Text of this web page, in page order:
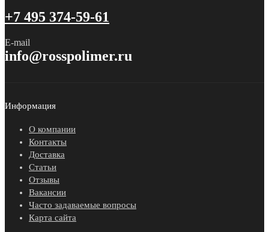
+7 495 374-59-61
E-mail
info@rosspolimer.ru
Информация
О компании
Контакты
Доставка
Статьи
Отзывы
Вакансии
Часто задаваемые вопросы
Карта сайта